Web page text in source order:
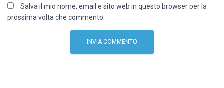
Salva il mio nome, email e sito web in questo browser per la
prossima volta che commento.